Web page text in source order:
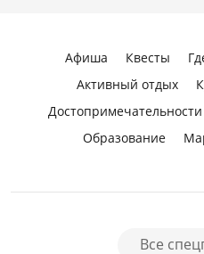
Афиша Квесты
Активный отдых
Достопримечательности
Образование
Все